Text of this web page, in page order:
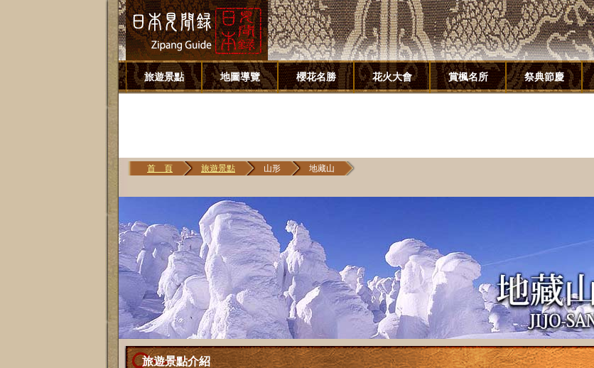
旅遊景點 地圖導覽 櫻花名勝 花火大會 賞楓名所 祭典節慶
首 頁 旅遊景點 山形 地藏山
旅遊景點介紹